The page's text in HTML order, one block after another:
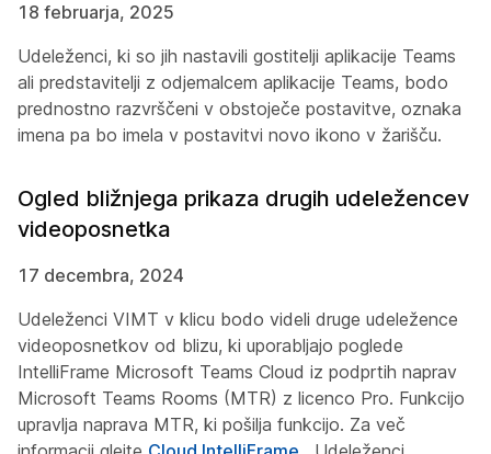
18 februarja, 2025
Udeleženci, ki so jih nastavili gostitelji aplikacije Teams
ali predstavitelji z odjemalcem aplikacije Teams, bodo
prednostno razvrščeni v obstoječe postavitve, oznaka
imena pa bo imela v postavitvi novo ikono v žarišču.
Ogled bližnjega prikaza drugih udeležencev
videoposnetka
17 decembra, 2024
Udeleženci VIMT v klicu bodo videli druge udeležence
videoposnetkov od blizu, ki uporabljajo poglede
IntelliFrame Microsoft Teams Cloud iz podprtih naprav
Microsoft Teams Rooms (MTR) z licenco Pro. Funkcijo
upravlja naprava MTR, ki pošilja funkcijo. Za več